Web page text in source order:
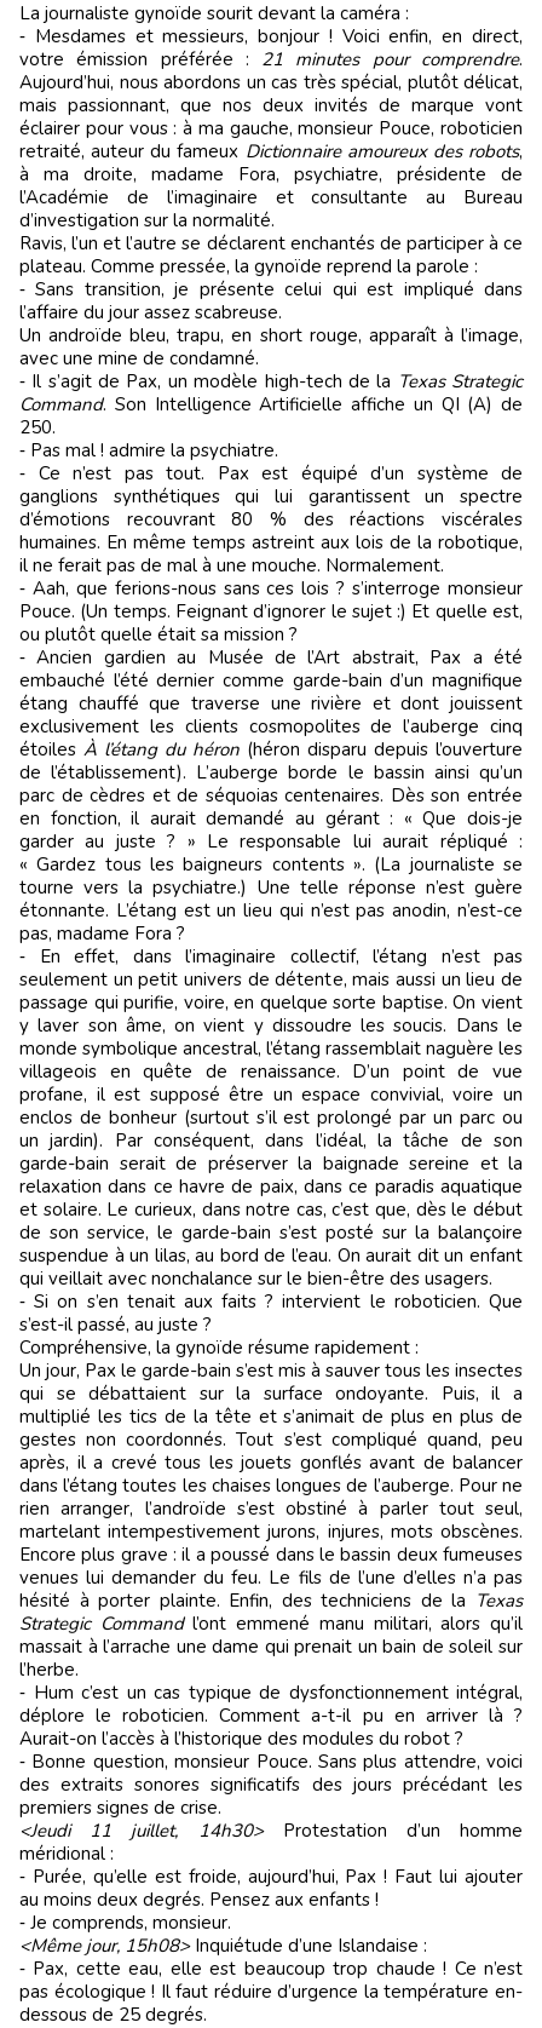
La journaliste gynoïde sourit devant la caméra :
‑ Mesdames et messieurs, bonjour ! Voici enfin, en direct,
votre émission préférée : 21 minutes pour comprendre.
Aujourd’hui, nous abordons un cas très spécial, plutôt délicat,
mais passionnant, que nos deux invités de marque vont
éclairer pour vous : à ma gauche, monsieur Pouce, roboticien
retraité, auteur du fameux Dictionnaire amoureux des robots,
à ma droite, madame Fora, psychiatre, présidente de
l’Académie de l’imaginaire et consultante au Bureau
d’investigation sur la normalité.
Ravis, l’un et l’autre se déclarent enchantés de participer à ce
plateau. Comme pressée, la gynoïde reprend la parole :
‑ Sans transition, je présente celui qui est impliqué dans
l’affaire du jour assez scabreuse.
Un androïde bleu, trapu, en short rouge, apparaît à l’image,
avec une mine de condamné.
‑ Il s’agit de Pax, un modèle high-tech de la Texas Strategic
Command. Son Intelligence Artificielle affiche un QI (A) de
250.
‑ Pas mal ! admire la psychiatre.
‑ Ce n’est pas tout. Pax est équipé d’un système de
ganglions synthétiques qui lui garantissent un spectre
d’émotions recouvrant 80 % des réactions viscérales
humaines. En même temps astreint aux lois de la robotique,
il ne ferait pas de mal à une mouche. Normalement.
‑ Aah, que ferions-nous sans ces lois ? s’interroge monsieur
Pouce. (Un temps. Feignant d’ignorer le sujet :) Et quelle est,
ou plutôt quelle était sa mission ?
‑ Ancien gardien au Musée de l’Art abstrait, Pax a été
embauché l’été dernier comme garde-bain d’un magnifique
étang chauffé que traverse une rivière et dont jouissent
exclusivement les clients cosmopolites de l’auberge cinq
étoiles À l’étang du héron (héron disparu depuis l’ouverture
de l’établissement). L’auberge borde le bassin ainsi qu’un
parc de cèdres et de séquoias centenaires. Dès son entrée
en fonction, il aurait demandé au gérant : « Que dois-je
garder au juste ? » Le responsable lui aurait répliqué :
« Gardez tous les baigneurs contents ». (La journaliste se
tourne vers la psychiatre.) Une telle réponse n’est guère
étonnante. L’étang est un lieu qui n’est pas anodin, n’est-ce
pas, madame Fora ?
‑ En effet, dans l’imaginaire collectif, l’étang n’est pas
seulement un petit univers de détente, mais aussi un lieu de
passage qui purifie, voire, en quelque sorte baptise. On vient
y laver son âme, on vient y dissoudre les soucis. Dans le
monde symbolique ancestral, l’étang rassemblait naguère les
villageois en quête de renaissance. D’un point de vue
profane, il est supposé être un espace convivial, voire un
enclos de bonheur (surtout s’il est prolongé par un parc ou
un jardin). Par conséquent, dans l’idéal, la tâche de son
garde-bain serait de préserver la baignade sereine et la
relaxation dans ce havre de paix, dans ce paradis aquatique
et solaire. Le curieux, dans notre cas, c’est que, dès le début
de son service, le garde-bain s’est posté sur la balançoire
suspendue à un lilas, au bord de l’eau. On aurait dit un enfant
qui veillait avec nonchalance sur le bien-être des usagers.
‑ Si on s’en tenait aux faits ? intervient le roboticien. Que
s’est-il passé, au juste ?
Compréhensive, la gynoïde résume rapidement :
Un jour, Pax le garde-bain s’est mis à sauver tous les insectes
qui se débattaient sur la surface ondoyante. Puis, il a
multiplié les tics de la tête et s’animait de plus en plus de
gestes non coordonnés. Tout s’est compliqué quand, peu
après, il a crevé tous les jouets gonflés avant de balancer
dans l’étang toutes les chaises longues de l’auberge. Pour ne
rien arranger, l’androïde s’est obstiné à parler tout seul,
martelant intempestivement jurons, injures, mots obscènes.
Encore plus grave : il a poussé dans le bassin deux fumeuses
venues lui demander du feu. Le fils de l’une d’elles n’a pas
hésité à porter plainte. Enfin, des techniciens de la Texas
Strategic Commandl’ont emmené manu militari, alors qu’il
massait à l’arrache une dame qui prenait un bain de soleil sur
l’herbe.
‑ Hum c’est un cas typique de dysfonctionnement intégral,
déplore le roboticien. Comment a-t-il pu en arriver là ?
Aurait-on l’accès à l’historique des modules du robot ?
‑ Bonne question, monsieur Pouce. Sans plus attendre, voici
des extraits sonores significatifs des jours précédant les
premiers signes de crise.
<Jeudi 11 juillet, 14h30> Protestation d’un homme
méridional :
‑ Purée, qu’elle est froide, aujourd’hui, Pax ! Faut lui ajouter
au moins deux degrés. Pensez aux enfants !
‑ Je comprends, monsieur.
<Même jour, 15h08>Inquiétude d’une Islandaise :
‑ Pax, cette eau, elle est beaucoup trop chaude ! Ce n’est
pas écologique ! Il faut réduire d’urgence la température en-
dessous de 25 degrés.